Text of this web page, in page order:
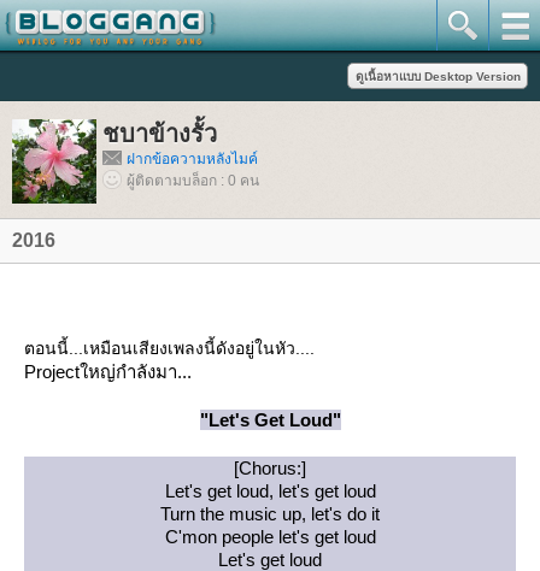
ชบาข้างรั้ว
ฝากข้อความหลังไมค์
ผู้ติดตามบล็อก : 0 คน
2016
ตอนนี้...เหมือนเสียงเพลงนี้ดังอยู่ในหัว....
Projectใหญ่กำลังมา...
"Let's Get Loud"
[Chorus:]
Let's get loud, let's get loud
Turn the music up, let's do it
C'mon people let's get loud
Let's get loud